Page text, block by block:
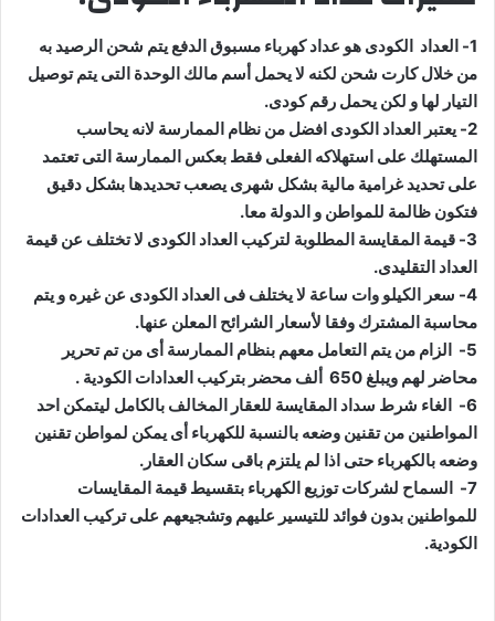
1- العداد الكودى هو عداد كهرباء مسبوق الدفع يتم شحن الرصيد به
من خلال كارت شحن لكنه لا يحمل أسم مالك الوحدة التى يتم توصيل
التيار لها و لكن يحمل رقم كودى.
2- يعتبر العداد الكودى افضل من نظام الممارسة لانه يحاسب
المستهلك على استهلاكه الفعلى فقط بعكس الممارسة التى تعتمد
على تحديد غرامية مالية بشكل شهرى يصعب تحديدها بشكل دقيق
فتكون ظالمة للمواطن و الدولة معا.
3- قيمة المقايسة المطلوبة لتركيب العداد الكودى لا تختلف عن قيمة
العداد التقليدى.
4- سعر الكيلو وات ساعة لا يختلف فى العداد الكودى عن غيره و يتم
محاسبة المشترك وفقا لأسعار الشرائح المعلن عنها.
5- الزام من يتم التعامل معهم بنظام الممارسة أى من تم تحرير
محاضر لهم ويبلغ 650 ألف محضر بتركيب العدادات الكودية .
6- الغاء شرط سداد المقايسة للعقار المخالف بالكامل ليتمكن احد
المواطنين من تقنين وضعه بالنسبة للكهرباء أى يمكن لمواطن تقنين
وضعه بالكهرباء حتى اذا لم يلتزم باقى سكان العقار.
7- السماح لشركات توزيع الكهرباء بتقسيط قيمة المقايسات
للمواطنين بدون فوائد للتيسير عليهم وتشجيعهم على تركيب العدادات
الكودية.